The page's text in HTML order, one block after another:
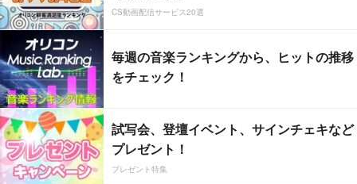
CS動画配信サービス20選
毎週の音楽ランキングから、ヒットの推移
をチェック！
試写会、登壇イベント、サインチェキなど
プレゼント！
プレゼント特集